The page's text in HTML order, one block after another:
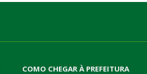
COMO CHEGAR À PREFEITURA